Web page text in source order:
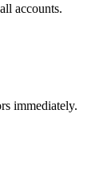
accounts.
immediately.